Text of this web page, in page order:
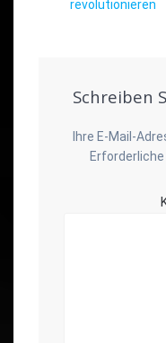
revolutionieren
Schreiben
Ihre E-Mail-